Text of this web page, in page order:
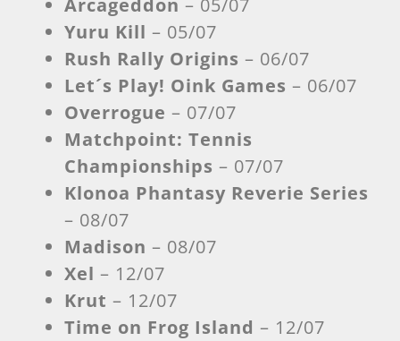
Arcageddon – 05/07
Yuru Kill – 05/07
Rush Rally Origins – 06/07
Let´s Play! Oink Games – 06/07
Overrogue – 07/07
Matchpoint: Tennis
Championships – 07/07
Klonoa Phantasy Reverie Series
– 08/07
Madison – 08/07
Xel – 12/07
Krut – 12/07
Time on Frog Island – 12/07